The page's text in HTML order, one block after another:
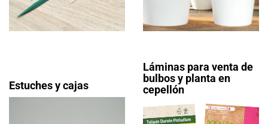
Estuches y cajas
Láminas para venta de
bulbos y planta en
cepellón